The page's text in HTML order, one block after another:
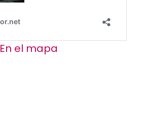
En el mapa